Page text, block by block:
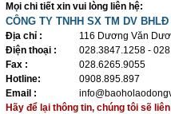
Mọi chi tiết xin vui lòng liên hệ:
CÔNG TY TNHH SX TM DV BHLĐ
Địa chỉ :
116 Dương Văn
Điện thoại :
028.3847.1258 -
Fax :
028.6265.9055
Hotline:
0908.895.897
Email :
Hãy để lại thông tin, chúng tôi sẽ